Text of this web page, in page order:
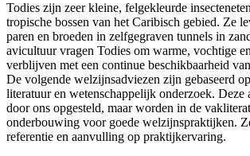
Todies zijn zeer kleine, felgekleurde
tropische bossen van het Caribisch gebied. Ze
paren en broeden in zelfgegraven tunnels in
avicultuur vragen Todies om warme, vochtige
verblijven met een continue beschikbaarheid
De volgende welzijnsadviezen zijn gebaseerd
literatuur en wetenschappelijk onderzoek. Deze
door ons opgesteld, maar worden in de
onderbouwing voor goede welzijnspraktijken.
referentie en aanvulling op praktijkervaring.